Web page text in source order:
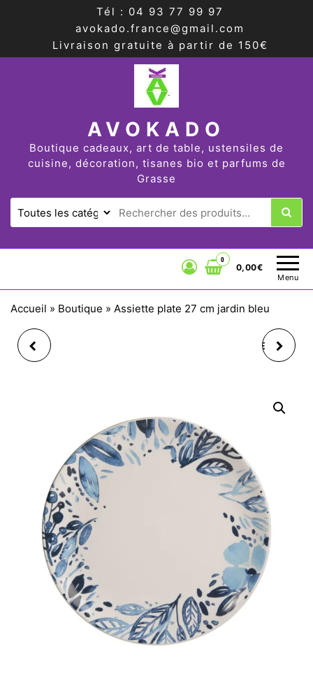
Tél : 04 93 77 99 97
avokado.france@gmail.com
Livraison gratuite à partir de 150€
AVOKADO
Boutique cadeaux, art de table, ustensiles de
cuisine, décoration, tisanes bio et parfums de
Grasse
Menu
0
0,00€
Accueil » Boutique » Assiette plate 27 cm jardin bleu
PLAT SERVICE OVALE